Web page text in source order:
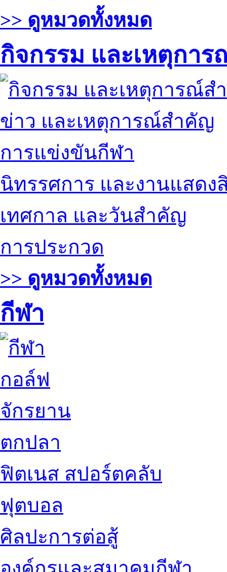
>> ดูหมวดทั้งหมด
กิจกรรม และเหตุกา
ข่าว และเหตุการณ์สำคัญ
การแข่งขันกีฬา
นิทรรศการ และงานแสดง
เทศกาล และวันสำคัญ
การประกวด
>> ดูหมวดทั้งหมด
กีฬา
กอล์ฟ
จักรยาน
ตกปลา
ฟิตเนส สปอร์ตคลับ
ฟุตบอล
ศิลปะการต่อสู้